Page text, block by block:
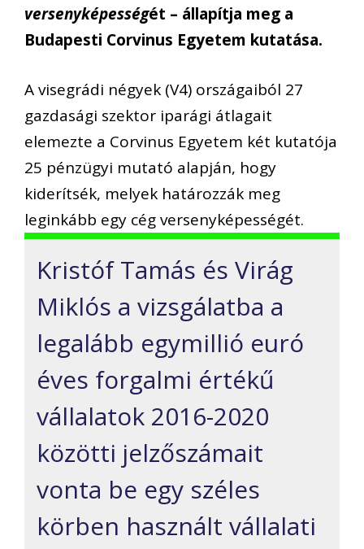
versenyképességét – állapítja meg a
Budapesti Corvinus Egyetem kutatása.
A visegrádi négyek (V4) országaiból 27
gazdasági szektor iparági átlagait
elemezte a Corvinus Egyetem két kutatója
25 pénzügyi mutató alapján, hogy
kiderítsék, melyek határozzák meg
leginkább egy cég versenyképességét.
Kristóf Tamás és Virág
Miklós a vizsgálatba a
legalább egymillió euró
éves forgalmi értékű
vállalatok 2016-2020
közötti jelzőszámait
vonta be egy széles
körben használt vállalati